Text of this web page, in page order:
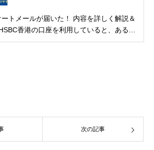
トメールが届いた！ 内容を詳しく解説＆
香港の口座を利用していると、ある日
ンケートメールが届くことがあります。
次の記事